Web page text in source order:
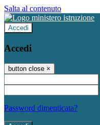
Salta al contenuto
Accedi
Accedi
button close ×
Password dimenticata?